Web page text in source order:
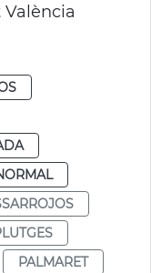
PALMARET